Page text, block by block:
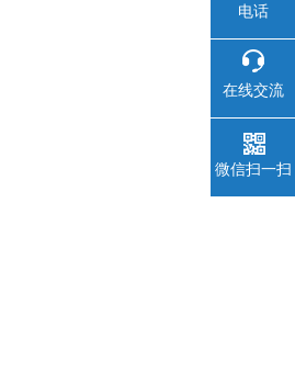
电话
在线交流
微信扫一扫